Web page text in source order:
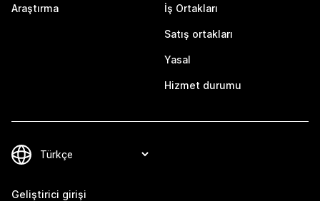
Araştırma İş Ortakları
Satış ortakları
Yasal
Hizmet durumu
Geliştirici girişi